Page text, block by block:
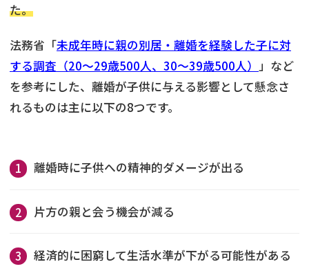
た。
法務省「未成年時に親の別居・離婚を経験した子に対
する調査（20～29歳500人、30～39歳500人）
」など
を参考にした、離婚が子供に与える影響として懸念さ
れるものは主に以下の8つです。
離婚時に子供への精神的ダメージが出る
片方の親と会う機会が減る
経済的に困窮して生活水準が下がる可能性がある